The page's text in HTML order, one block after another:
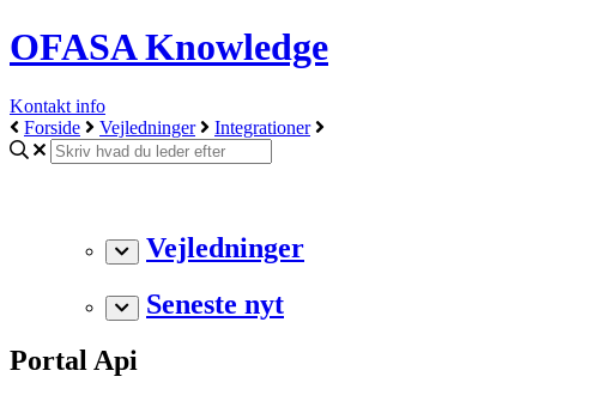
OFASA Knowledge
Kontakt info
Forside
Vejledninger Integrationer
Vejledninger
Seneste nyt
Portal Api